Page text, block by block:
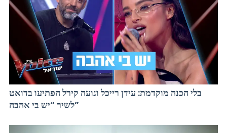
בלי הכנה מוקדמת: עידן רייכל ונועה קירל הפתיעו בדואט
לשיר “יש בי אהבה”